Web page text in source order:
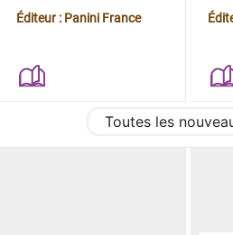
Stegman Ryan
Éditeur : Panini France
Toutes les